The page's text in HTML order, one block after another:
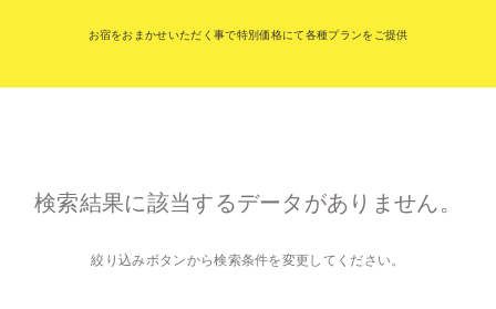
お宿をおまかせいただく事で特別価格にて各種プランをご提供
検索結果に該当するデータがありません。
絞り込みボタンから検索条件を変更してください。